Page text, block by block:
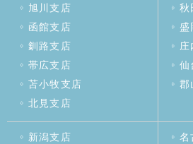
旭川支店
函館支店
釧路支店
帯広支店
苫小牧支店
北見支店
秋
盛
庄
仙
郡
新潟支店
名